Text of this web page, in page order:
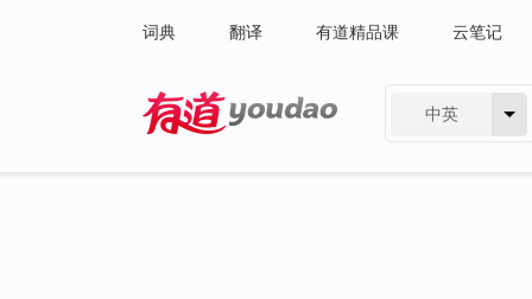
词典 翻译 有道精品课 云笔记
中英